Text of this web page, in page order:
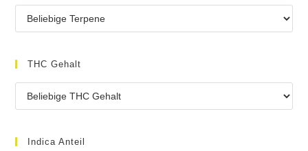
THC Gehalt
Indica Anteil